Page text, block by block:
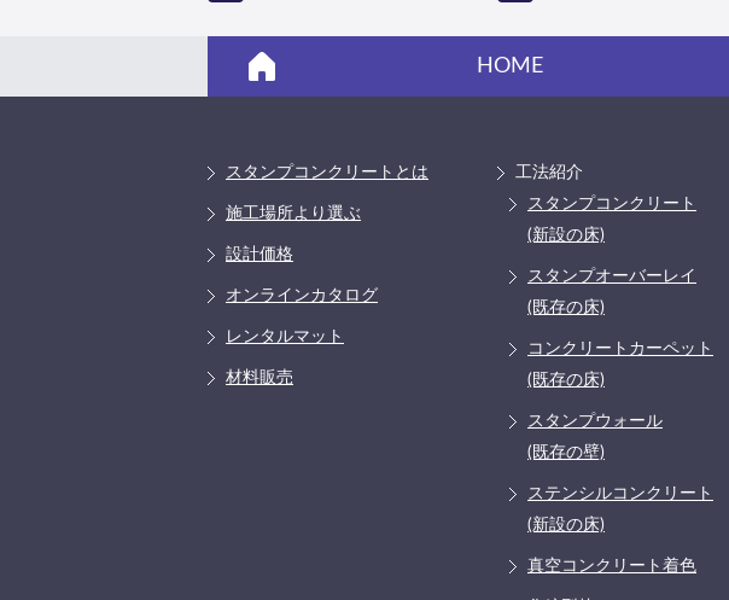
HOME
スタンプコンクリートとは
施工場所より選ぶ
設計価格
オンラインカタログ
レンタルマット
材料販売
工法紹介
スタンプコンクリート
(新設の床)
スタンプオーバーレイ
(既存の床)
コンクリートカーペット
(既存の床)
スタンプウォール
(既存の壁)
ステンシルコンクリート
(新設の床)
真空コンクリート着色